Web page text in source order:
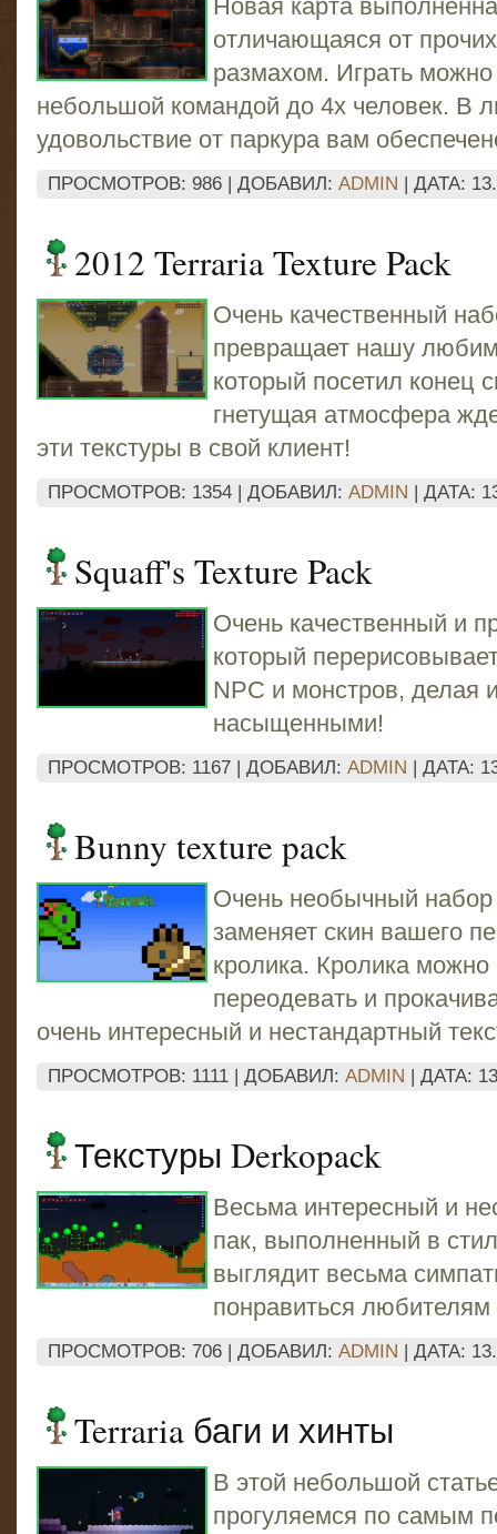
Новая карта
отличающаяся от
размахом. Играть можно
небольшой командой до 4х человек. В
удовольствие от паркура вам
ПРОСМОТРОВ: 986 | ДОБАВИЛ: ADMIN | ДАТА:
2012 Terraria Texture Pack
Очень качественный
превращает нашу
который посетил конец
гнетущая атмосфера
эти текстуры в свой клиент!
ПРОСМОТРОВ: 1354 | ДОБАВИЛ: ADMIN | ДАТА:
Squaff's Texture Pack
Очень качественный и
который
NPC и монстров, делая
насыщенными!
ПРОСМОТРОВ: 1167 | ДОБАВИЛ: ADMIN | ДАТА:
Bunny texture pack
Очень необычный набор
заменяет скин вашего
кролика. Кролика можно
переодевать и
очень интересный и нестандартный
ПРОСМОТРОВ: 1111 | ДОБАВИЛ: ADMIN | ДАТА:
Текстуры Derkopack
Весьма интересный и
пак, выполненный в
выглядит весьма
понравиться любителям
ПРОСМОТРОВ: 706 | ДОБАВИЛ: ADMIN | ДАТА:
Terraria баги и хинты
В этой небольшой
прогуляемся по самым